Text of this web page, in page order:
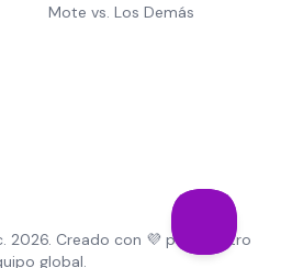
Mote vs. Los Demás
2026. Creado con 💜 por nuestro
global.